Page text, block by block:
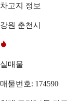
차고지 정보
강원 춘천시
실매물
매물번호: 174590